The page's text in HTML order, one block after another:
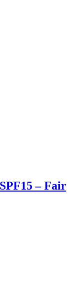
– Fair